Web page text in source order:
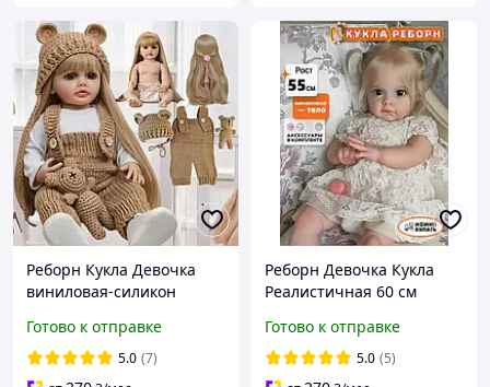
Реборн Кукла Девочка
виниловая-силикон
длинными волосами в
наборе с соской и
бутылочкой
Готово к отправке
5.0 (7)
Реборн Девочка Кукла
Реалистичная 60 см
аксессуарами винил
можно купать и
длинными волосами
Готово к отправке
5.0 (5)